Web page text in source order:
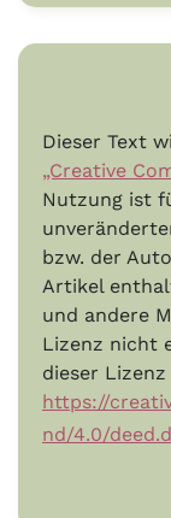
Dieser Text
„Creative
Nutzung ist
bzw. der
Artikel
und andere
Lizenz nicht
dieser
https://
nd/4.0/